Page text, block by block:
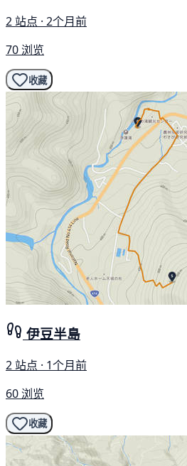
2 站点 · 2个月前
70 浏览
收藏
伊豆半島
2 站点 · 1个月前
60 浏览
收藏